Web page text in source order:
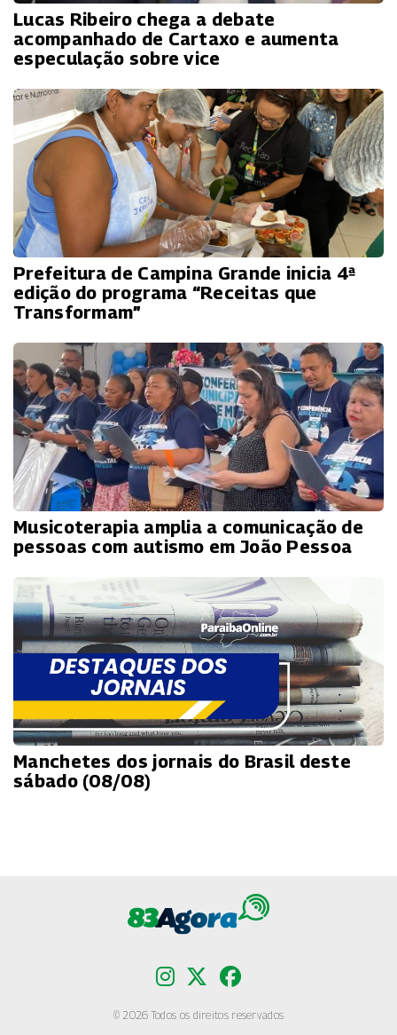
Lucas Ribeiro chega a debate
acompanhado de Cartaxo e aumenta
especulação sobre vice
Prefeitura de Campina Grande inicia 4ª
edição do programa “Receitas que
Transformam”
Musicoterapia amplia a comunicação de
pessoas com autismo em João Pessoa
Manchetes dos jornais do Brasil deste
sábado (08/08)
© 2026 Todos os direitos reservados